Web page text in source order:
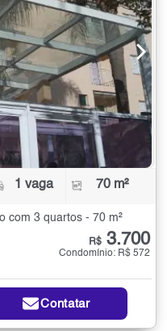
1 vaga 70 m²
com 3 quartos - 70 m²
R$ 3.700
Condomínio: R$ 572
Contatar